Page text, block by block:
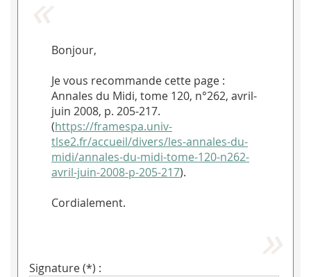
Bonjour,
Je vous recommande cette page :
Annales du Midi, tome 120, n°262, avril-
juin 2008, p. 205-217.
(https://framespa.univ-
tlse2.fr/accueil/divers/les-annales-du-
midi/annales-du-midi-tome-120-n262-
avril-juin-2008-p-205-217).
Cordialement.
Signature (*) :